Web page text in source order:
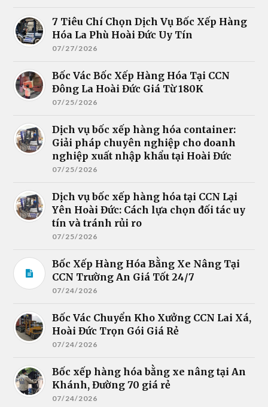
7 Tiêu Chí Chọn Dịch Vụ Bốc Xếp Hàng
Hóa La Phù Hoài Đức Uy Tín
07/27/2026
Bốc Vác Bốc Xếp Hàng Hóa Tại CCN
Đông La Hoài Đức Giá Từ 180K
07/25/2026
Dịch vụ bốc xếp hàng hóa container:
Giải pháp chuyên nghiệp cho doanh
nghiệp xuất nhập khẩu tại Hoài Đức
07/25/2026
Dịch vụ bốc xếp hàng hóa tại CCN Lại
Yên Hoài Đức: Cách lựa chọn đối tác uy
tín và tránh rủi ro
07/25/2026
Bốc Xếp Hàng Hóa Bằng Xe Nâng Tại
CCN Trường An Giá Tốt 24/7
07/24/2026
Bốc Vác Chuyển Kho Xưởng CCN Lai Xá,
Hoài Đức Trọn Gói Giá Rẻ
07/24/2026
Bốc xếp hàng hóa bằng xe nâng tại An
Khánh, Đường 70 giá rẻ
07/24/2026